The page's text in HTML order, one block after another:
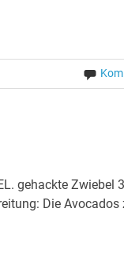
gehackte Zwiebel
Die Avocados